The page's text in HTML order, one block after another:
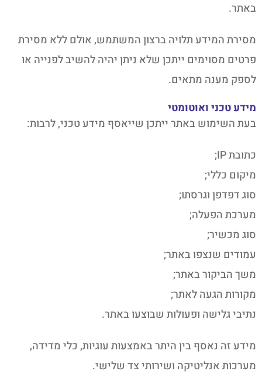
באתר.
מסירת המידע תלויה ברצון המשתמש, אולם ללא מסירת
פרטים מסוימים ייתכן שלא ניתן יהיה להשיב לפנייה או
לספק מענה מתאים.
מידע טכני ואוטומטי
בעת השימוש באתר ייתכן שייאסף מידע טכני, לרבות:
כתובת IP;
מיקום כללי;
סוג דפדפן וגרסתו;
מערכת הפעלה;
סוג מכשיר;
עמודים שנצפו באתר;
משך הביקור באתר;
מקורות הגעה לאתר;
נתיבי גלישה ופעולות שבוצעו באתר.
מידע זה נאסף בין היתר באמצעות עוגיות, כלי מדידה,
מערכות אנליטיקה ושירותי צד שלישי.